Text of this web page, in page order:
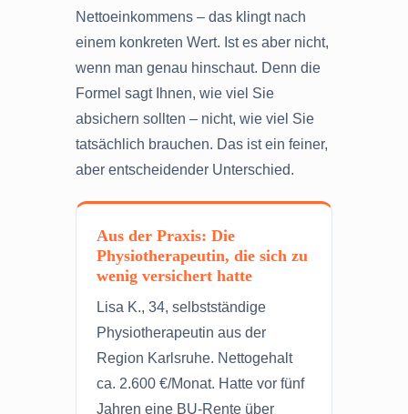
Nettoeinkommens – das klingt nach
einem konkreten Wert. Ist es aber nicht,
wenn man genau hinschaut. Denn die
Formel sagt Ihnen, wie viel Sie
absichern sollten – nicht, wie viel Sie
tatsächlich brauchen. Das ist ein feiner,
aber entscheidender Unterschied.
Aus der Praxis: Die
Physiotherapeutin, die sich zu
wenig versichert hatte
Lisa K., 34, selbstständige
Physiotherapeutin aus der
Region Karlsruhe. Nettogehalt
ca. 2.600 €/Monat. Hatte vor fünf
Jahren eine BU-Rente über